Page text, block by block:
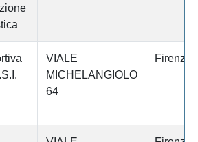
VIALE
MICHELANGIOLO
64
Firenze